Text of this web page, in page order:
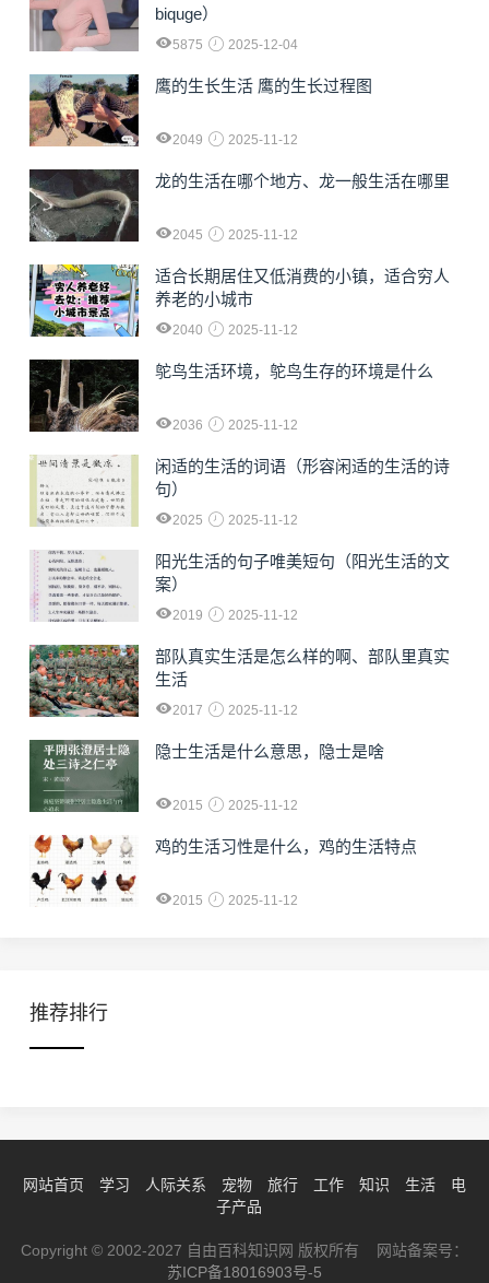
biquge）
5875 2025-12-04
鹰的生长生活 鹰的生长过程图
2049 2025-11-12
龙的生活在哪个地方、龙一般生活在哪里
2045 2025-11-12
适合长期居住又低消费的小镇，适合穷人
养老的小城市
2040 2025-11-12
鸵鸟生活环境，鸵鸟生存的环境是什么
2036 2025-11-12
闲适的生活的词语（形容闲适的生活的诗
句）
2025 2025-11-12
阳光生活的句子唯美短句（阳光生活的文
案）
2019 2025-11-12
部队真实生活是怎么样的啊、部队里真实
生活
2017 2025-11-12
隐士生活是什么意思，隐士是啥
2015 2025-11-12
鸡的生活习性是什么，鸡的生活特点
2015 2025-11-12
推荐排行
网站首页 学习 人际关系 宠物 旅行 工作 知识 生活
电
子产品
Copyright © 2002-2027 自由百科知识网 版权所有 网站备案号：
苏ICP备18016903号-5